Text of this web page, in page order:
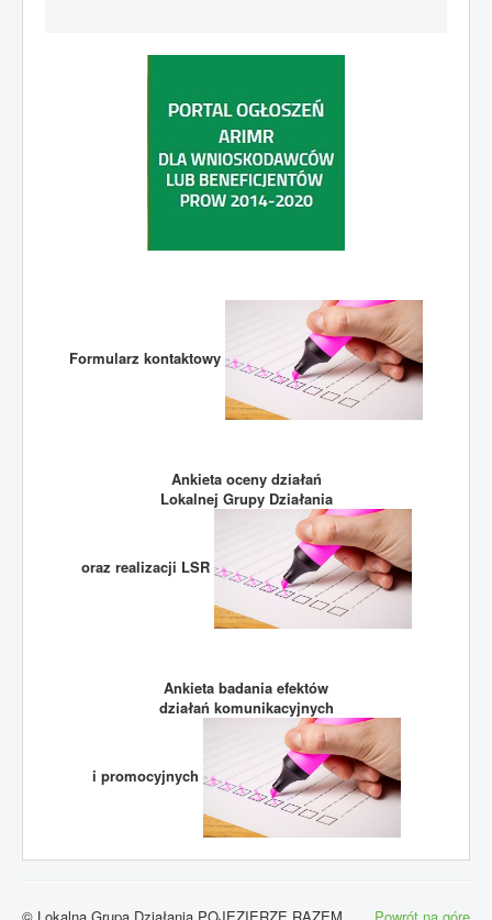
Formularz kontaktowy
Ankieta oceny działań
Lokalnej Grupy Działania
oraz realizacji LSR
Ankieta badania efektów
działań komunikacyjnych
i promocyjnych